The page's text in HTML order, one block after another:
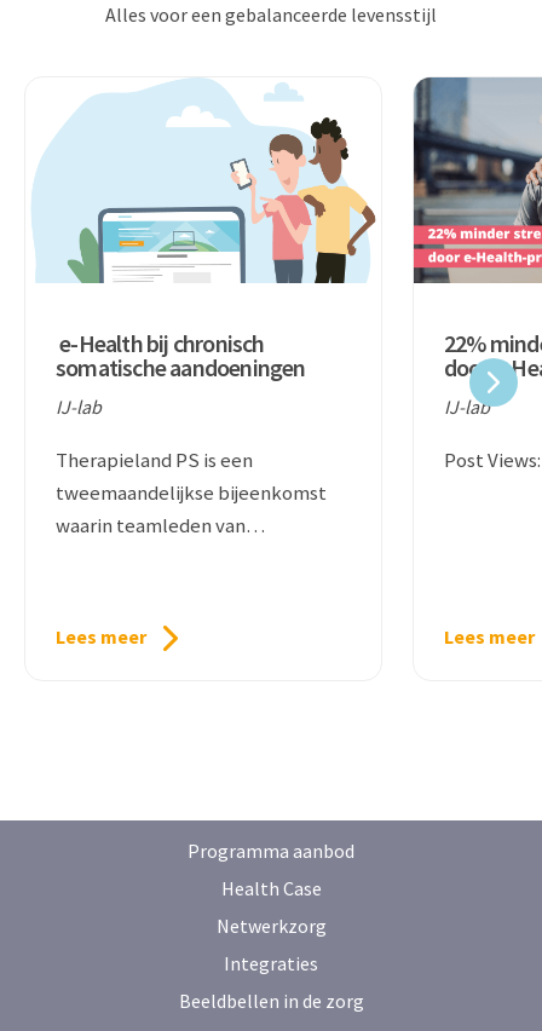
Alles voor een gebalanceerde levensstijl
e-Health bij chronisch
somatische aandoeningen
IJ-lab
Therapieland PS is een
tweemaandelijkse bijeenkomst
waarin teamleden van
Lees meer
22%
door e-
lab
IJ-lab
Post
Lees meer
Programma aanbod
Health Case
Netwerkzorg
Integraties
Beeldbellen in de zorg